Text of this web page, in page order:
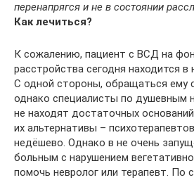
перенапрягся и не в состоянии
Как лечиться?
К сожалению, пациент с ВСД на
расстройства сегодня находится в
С одной стороны, обращаться ему
однако специалисты по душевным
не находят достаточных
их альтернативы –
недёшево. Однако в не очень
больным с нарушением
помочь невролог или терапевт. По